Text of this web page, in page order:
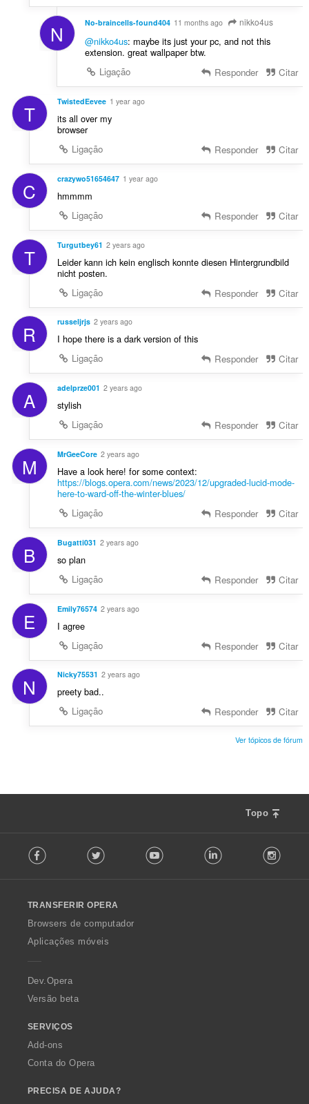
N No-braincells-found404 11 months ago nikko4us
@nikko4us: maybe its just your pc, and not this
extension. great wallpaper btw.
Ligação
Responder Citar
T TwistedEevee 1 year ago
its all over my
browser
Ligação
Responder Citar
C crazywo51654647 1 year ago
hmmmm
Ligação
Responder Citar
T Turgutbey61 2 years ago
Leider kann ich kein englisch konnte diesen Hintergrundbild
nicht posten.
Ligação
Responder Citar
R russeljrjs 2 years ago
I hope there is a dark version of this
Ligação
Responder Citar
A adelprze001 2 years ago
stylish
Ligação
Responder Citar
M MrGeeCore 2 years ago
Have a look here! for some context:
https://blogs.opera.com/news/2023/12/upgraded-lucid-mode-
here-to-ward-off-the-winter-blues/
Ligação
Responder Citar
B Bugatti031 2 years ago
so plan
Ligação
Responder Citar
E Emily76574 2 years ago
I agree
Ligação
Responder Citar
N Nicky75531 2 years ago
preety bad..
Ligação
Responder Citar
Ver tópicos de fórum
Topo
o
w
O
p
a
Facebook Twitter Youtube LinkedIn
TRANSFERIR OPERA
Browsers de computador
Aplicações móveis
Dev.Opera
Versão beta
SERVIÇOS
Add-ons
Conta do Opera
PRECISA DE AJUDA?